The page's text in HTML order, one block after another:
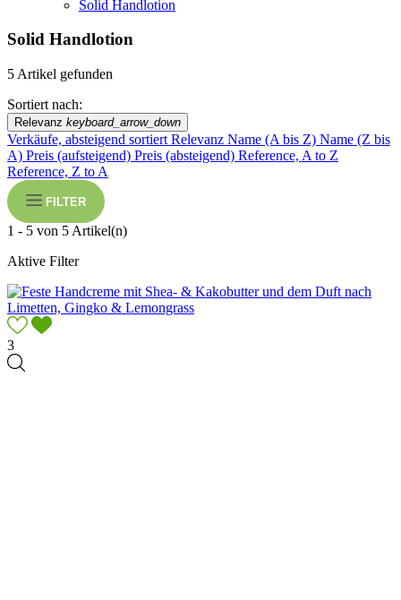
Solid Handlotion
Solid Handlotion
5 Artikel gefunden
Sortiert nach:
Relevanz keyboard_arrow_down
Verkäufe, absteigend sortiert Relevanz Name (A bis Z) Name (Z bis
A) Preis (aufsteigend) Preis (absteigend) Reference, A to Z
Reference, Z to A
FILTER
1 - 5 von 5 Artikel(n)
Aktive Filter
3